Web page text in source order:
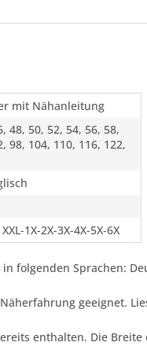
mit Nähanleitung
48, 50, 52, 54, 56, 58,
98, 104, 110, 116, 122,
1X-2X-3X-4X-5X-6X
folgenden Sprachen:
geeignet.
enthalten. Die